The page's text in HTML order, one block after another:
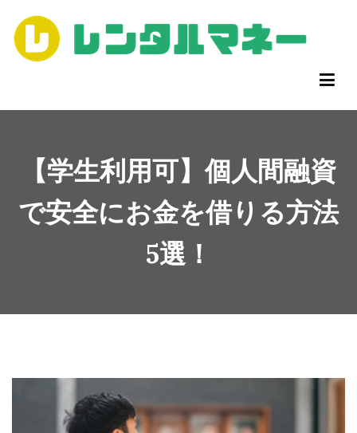
へ
【公式】個人間融資掲示板ならレンタルマネー
【学生利用可】個人間融資
で安全にお金を借りる方法
5選！